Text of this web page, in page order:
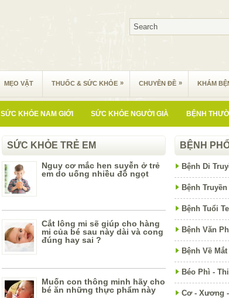
MẸO VẶT THUỐC & SỨC KHỎE » CHUYÊN ĐỀ » KHÁM
SỨC KHỎE NAM GIỚI SỨC KHỎE NGƯỜI GIÀ BỆNH
SỨC KHỎE TRẺ EM
Nguy cơ mắc hen suyễn ở trẻ
em do uống nhiều đồ ngọt
Cắt lông mi sẽ giúp cho hàng
mi của bé sau này dài và cong
đúng hay sai ?
Muốn con thông minh hãy cho
bé ăn những thực phẩm này
BỆNH
Bệnh Di
Bệnh
Bệnh Tuổi
Bệnh Văn
Bệnh Về Mắt
Béo Phì -
Cơ - Xương